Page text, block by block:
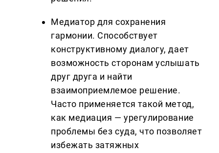
Медиатор для сохранения
гармонии. Способствует
конструктивному диалогу, дает
возможность сторонам услышать
друг друга и найти
взаимоприемлемое решение.
Часто применяется такой метод,
как медиация — урегулирование
проблемы без суда, что позволяет
избежать затяжных